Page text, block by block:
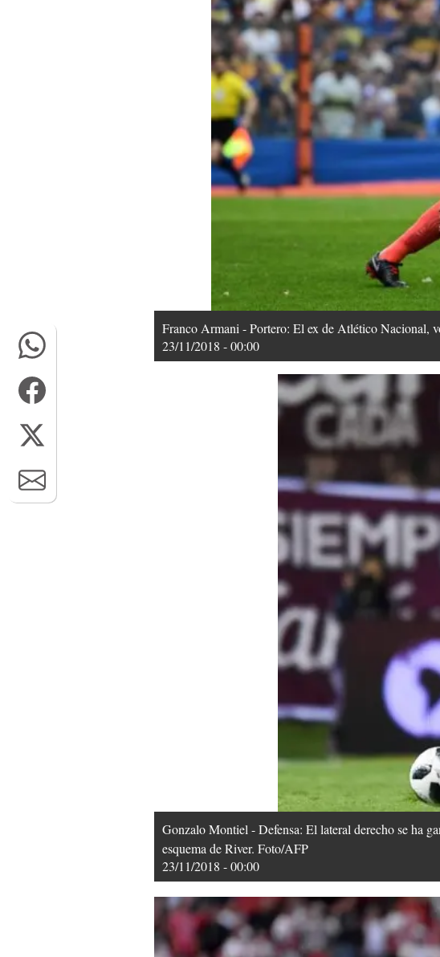
Franco Armani - Portero: El ex de Atlético Nacional,
23/11/2018 - 00:00
Gonzalo Montiel - Defensa: El lateral derecho se ha
esquema de River. Foto/AFP
23/11/2018 - 00:00